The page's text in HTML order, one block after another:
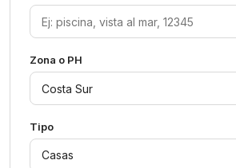
Zona o PH
Tipo
Casas